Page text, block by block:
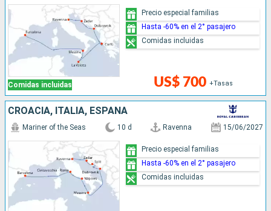
Comidas incluidas US$ 700 +Tasas
Precio especial familias
Hasta -60% en el 2° pasajero
Comidas incluidas
CROACIA, ITALIA, ESPAÑA
Mariner of the Seas 10 d Ravenna 15/06/2027
Precio especial familias
Hasta -60% en el 2° pasajero
Comidas incluidas